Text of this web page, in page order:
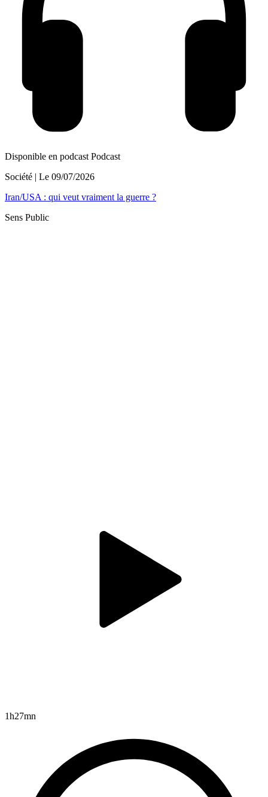
Disponible en podcast Podcast
Société | Le 09/07/2026
Iran/USA : qui veut vraiment la guerre ?
Sens Public
1h27mn